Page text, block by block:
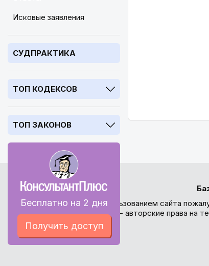
Исковые заявления
СУДПРАКТИКА
ТОП КОДЕКСОВ
ТОП ЗАКОНОВ
Бесплатно на 2 дня
Получить доступ
Перед использованием сайта
внимание - авторские права на